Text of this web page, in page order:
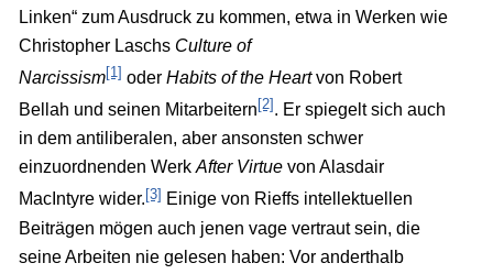
Linken“ zum Ausdruck zu kommen, etwa in Werken wie
Christopher Laschs Culture of
Narcissism[1] oder Habits of the Heartvon Robert
Bellah und seinen Mitarbeitern [2] . Er spiegelt sich auch
in dem antiliberalen, aber ansonsten schwer
einzuordnenden Werk After Virtuevon Alasdair
MacIntyre wider.[3] Einige von Rieffs intellektuellen
Beiträgen mögen auch jenen vage vertraut sein, die
seine Arbeiten nie gelesen haben: Vor anderthalb